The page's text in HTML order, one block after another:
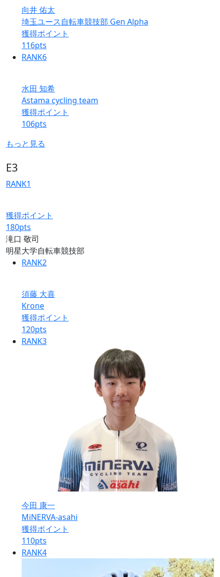
向井 佑太
埼玉ユース自転車競技部 Gen Alpha
獲得ポイント
116pts
RANK6
水田 知希
Astama cycling team
獲得ポイント
106pts
もっと見る
E3
RANK1
獲得ポイント
180pts
滝口 敬司
明星大学自転車競技部
RANK2
須藤 大喜
Krone
獲得ポイント
120pts
RANK3
今田 康一
MiNERVA-asahi
獲得ポイント
110pts
RANK4